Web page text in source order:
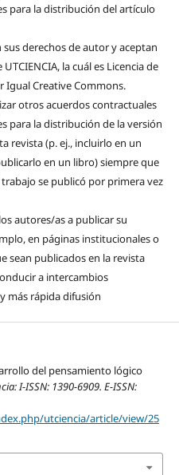
para la distribución del artículo
derechos de autor y aceptan
la cuál es Licencia de
Igual Creative Commons.
otros acuerdos contractuales
para la distribución de la versión
revista (p. ej., incluirlo en un
en un libro) siempre que
se publicó por primera vez
autores/as a publicar su
en páginas institucionales o
sean publicados en la revista
a intercambios
más rápida difusión
del pensamiento lógico
I-ISSN: 1390-6909. E-ISSN:
utciencia/article/view/25